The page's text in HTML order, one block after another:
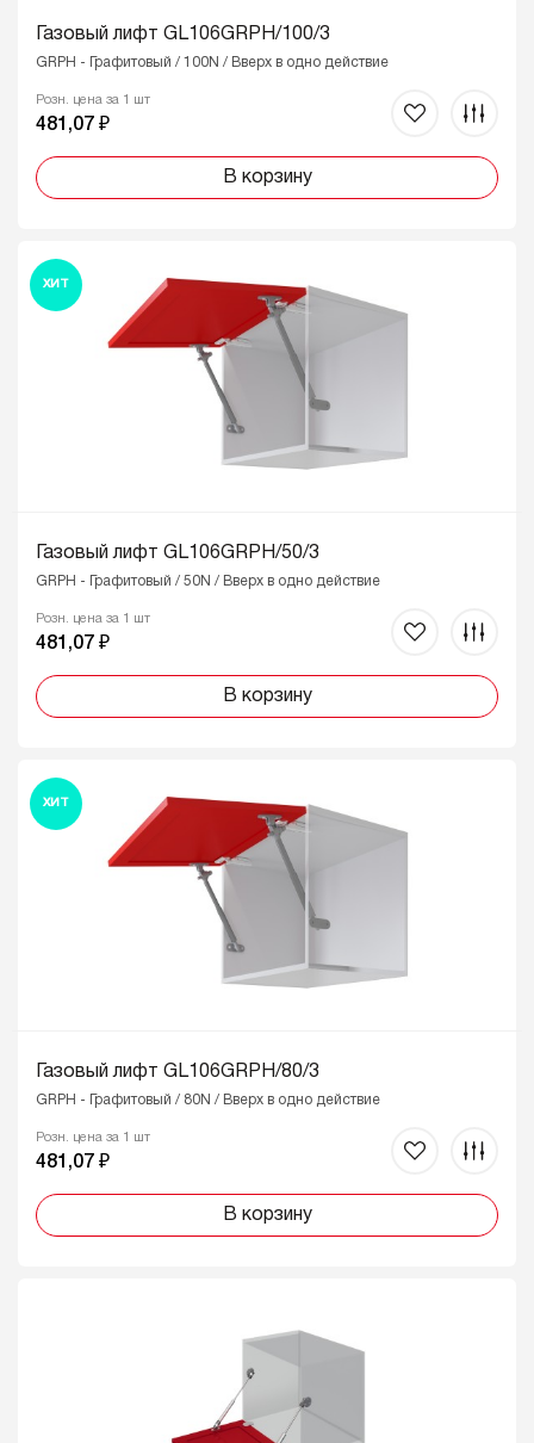
Газовый лифт GL106GRPH/100/3
GRPH - Графитовый / 100N / Вверх в одно действие
Розн. цена за 1 шт
481,07 ₽
В корзину
ХИТ
Газовый лифт GL106GRPH/50/3
GRPH - Графитовый / 50N / Вверх в одно действие
Розн. цена за 1 шт
481,07 ₽
В корзину
ХИТ
Газовый лифт GL106GRPH/80/3
GRPH - Графитовый / 80N / Вверх в одно действие
Розн. цена за 1 шт
481,07 ₽
В корзину